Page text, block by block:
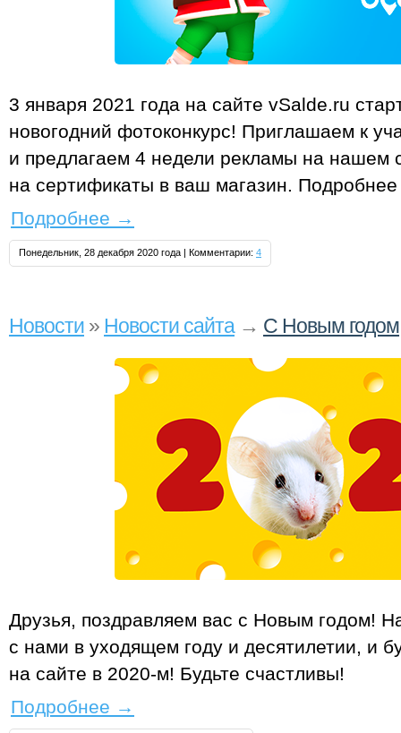
3 января 2021 года на сайте vSalde.ru
новогодний фотоконкурс! Приглашаем к
и предлагаем 4 недели рекламы на нашем
на сертификаты в ваш магазин. Подробнее
Подробнее →
Понедельник, 28 декабря 2020 года | Комментарии: 4
Новости » Новости сайта→ С Новым
Друзья, поздравляем вас с Новым годом!
с нами в уходящем году и десятилетии, и
на сайте в 2020‑м! Будьте счастливы!
Подробнее →